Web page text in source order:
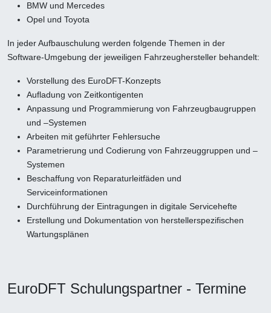
BMW und Mercedes
Opel und Toyota
In jeder Aufbauschulung werden folgende Themen in der
Software-Umgebung der jeweiligen Fahrzeughersteller behandelt:
Vorstellung des EuroDFT-Konzepts
Aufladung von Zeitkontigenten
Anpassung und Programmierung von Fahrzeugbaugruppen
und –Systemen
Arbeiten mit geführter Fehlersuche
Parametrierung und Codierung von Fahrzeuggruppen und –
Systemen
Beschaffung von Reparaturleitfäden und
Serviceinformationen
Durchführung der Eintragungen in digitale Servicehefte
Erstellung und Dokumentation von herstellerspezifischen
Wartungsplänen
EuroDFT Schulungspartner - Termine